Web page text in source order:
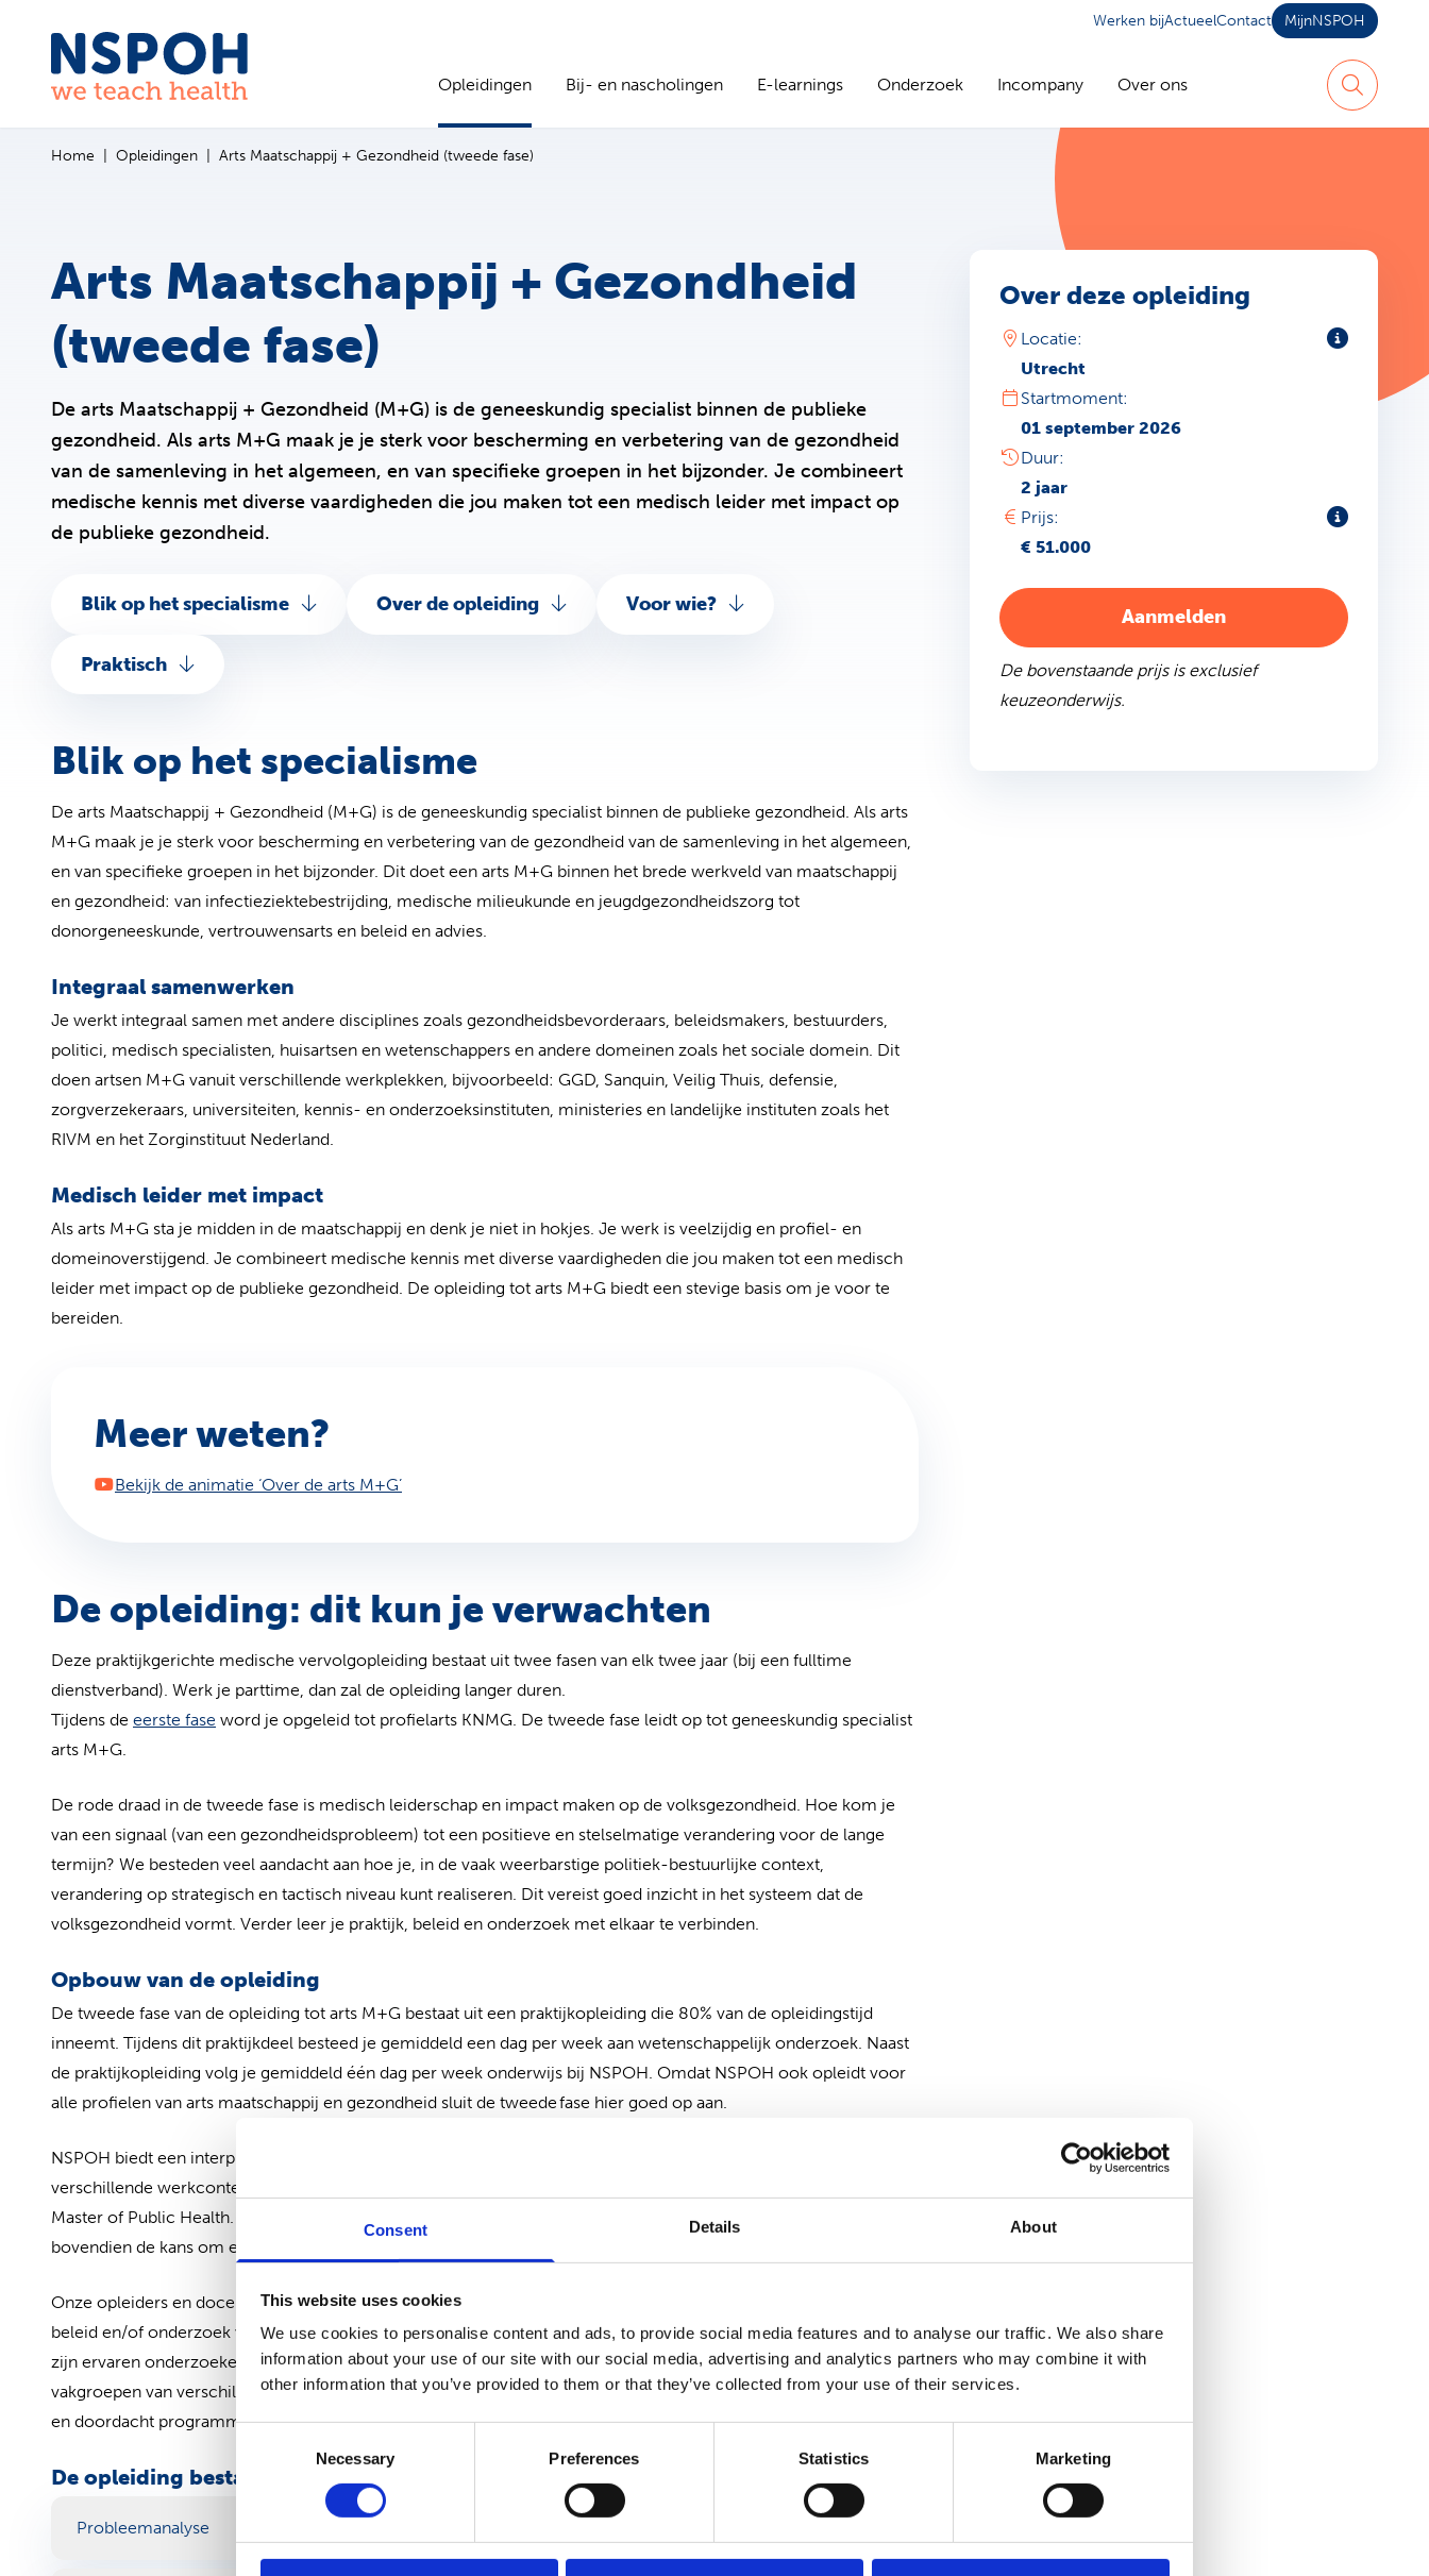
Consent Details About
This website uses cookies
We use cookies to personalise content and ads, to provide social media features and to analyse our traffic. We also share
information about your use of our site with our social media, advertising and analytics partners who may combine it with
other information that you’ve provided to them or that they’ve collected from your use of their services.
Necessary Preferences Statistics Marketing
Ga naar de inhoud
Werken bijActueelContact MijnNSPOH
Opleidingen Bij- en nascholingen E-learnings Onderzoek Incompany Over ons
Zoeken
Home Opleidingen Arts Maatschappij + Gezondheid (tweede fase)
Arts Maatschappij + Gezondheid
(tweede fase)
Over deze opleiding
Locatie:
Utrecht
Startmoment:
01 september 2026
Duur:
2 jaar
Prijs:
€ 51.000
Aanmelden
De bovenstaande prijs is exclusief
keuzeonderwijs.
De arts Maatschappij + Gezondheid (M+G) is de geneeskundig specialist binnen de publieke
gezondheid. Als arts M+G maak je je sterk voor bescherming en verbetering van de gezondheid
van de samenleving in het algemeen, en van specifieke groepen in het bijzonder. Je combineert
medische kennis met diverse vaardigheden die jou maken tot een medisch leider met impact op
de publieke gezondheid.
Blik op het specialisme Over de opleiding Voor wie?
Praktisch
Blik op het specialisme
De arts Maatschappij + Gezondheid (M+G) is de geneeskundig specialist binnen de publieke gezondheid. Als arts
M+G maak je je sterk voor bescherming en verbetering van de gezondheid van de samenleving in het algemeen,
en van specifieke groepen in het bijzonder. Dit doet een arts M+G binnen het brede werkveld van maatschappij
en gezondheid: van infectieziektebestrijding, medische milieukunde en jeugdgezondheidszorg tot
donorgeneeskunde, vertrouwensarts en beleid en advies.
Integraal samenwerken
Je werkt integraal samen met andere disciplines zoals gezondheidsbevorderaars, beleidsmakers, bestuurders,
politici, medisch specialisten, huisartsen en wetenschappers en andere domeinen zoals het sociale domein. Dit
doen artsen M+G vanuit verschillende werkplekken, bijvoorbeeld: GGD, Sanquin, Veilig Thuis, defensie,
zorgverzekeraars, universiteiten, kennis- en onderzoeksinstituten, ministeries en landelijke instituten zoals het
RIVM en het Zorginstituut Nederland.
Medisch leider met impact
Als arts M+G sta je midden in de maatschappij en denk je niet in hokjes. Je werk is veelzijdig en profiel- en
domeinoverstijgend. Je combineert medische kennis met diverse vaardigheden die jou maken tot een medisch
leider met impact op de publieke gezondheid. De opleiding tot arts M+G biedt een stevige basis om je voor te
bereiden.
Meer weten?
Bekijk de animatie ‘Over de arts M+G’(opent in nieuw tabblad)
De opleiding: dit kun je verwachten
Deze praktijkgerichte medische vervolgopleiding bestaat uit twee fasen van elk twee jaar (bij een fulltime
dienstverband). Werk je parttime, dan zal de opleiding langer duren.
Tijdens de eerste fase word je opgeleid tot profielarts KNMG. De tweede fase leidt op tot geneeskundig specialist
arts M+G.
De rode draad in de tweede fase is medisch leiderschap en impact maken op de volksgezondheid. Hoe kom je
van een signaal (van een gezondheidsprobleem) tot een positieve en stelselmatige verandering voor de lange
termijn? We besteden veel aandacht aan hoe je, in de vaak weerbarstige politiek-bestuurlijke context,
verandering op strategisch en tactisch niveau kunt realiseren. Dit vereist goed inzicht in het systeem dat de
volksgezondheid vormt. Verder leer je praktijk, beleid en onderzoek met elkaar te verbinden.
Opbouw van de opleiding
De tweede fase van de opleiding tot arts M+G bestaat uit een praktijkopleiding die 80% van de opleidingstijd
inneemt. Tijdens dit praktijkdeel besteed je gemiddeld een dag per week aan wetenschappelijk onderzoek. Naast
de praktijkopleiding volg je gemiddeld één dag per week onderwijs bij NSPOH. Omdat NSPOH ook opleidt voor
alle profielen van arts maatschappij en gezondheid sluit de tweede fase hier goed op aan.
NSPOH biedt een interprofessioneel leerklimaat waarin in de tweede fase deelnemers vanuit alle profielen en
verschillende werkcontexten samenkomen. Een deel van de opleiding doe je samen met deelnemers van de
Master of Public Health. Zo krijg je beter inzicht in de publieke gezondheid en de betrokken disciplines en krijg je
bovendien de kans om een breed netwerk op te bouwen.
Onze opleiders en docenten zijn enthousiaste professionals met veel (inter)nationale ervaring in de praktijk,
beleid en/of onderzoek van de publieke gezondheidszorg en aanverwante disciplines. Veel van onze opleiders
zijn ervaren onderzoekers en gepromoveerd. De docenten zijn onder meer werkzaam binnen verschillende
vakgroepen van verschillende universiteiten, (kennis)instituten en de praktijk. Samen bieden ze je een gevarieerd
en doordacht programma aan. De tweede fase opleiding bestaat uit diverse modules en twee praktijktrajecten.
De opleiding bestaat uit de volgende modules:
Probleemanalyse